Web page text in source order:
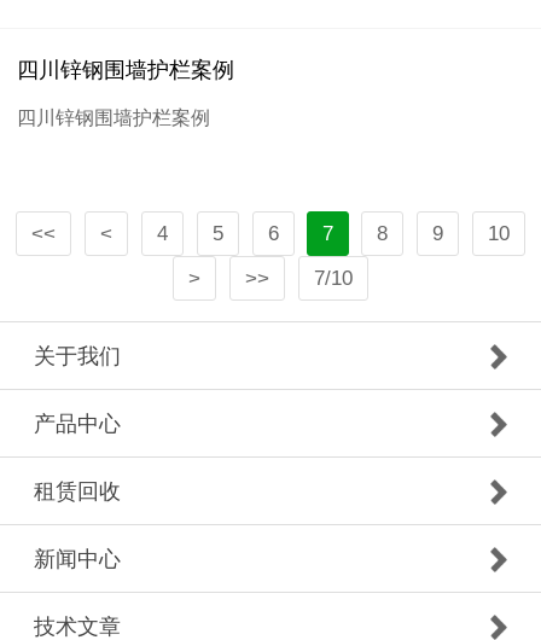
四川锌钢围墙护栏案例
四川锌钢围墙护栏案例
<< < 4 5 6 7 8 9
10
>
>> 7/10
关于我们
产品中心
租赁回收
新闻中心
技术文章